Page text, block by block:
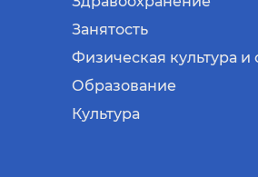
Занятость
Физическая культура и
Образование
Культура